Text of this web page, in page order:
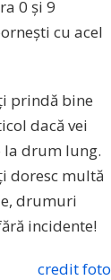
0 și 9
cu acel
prindă bine
dacă vei
la drum lung.
doresc multă
drumuri
incidente!
credit foto